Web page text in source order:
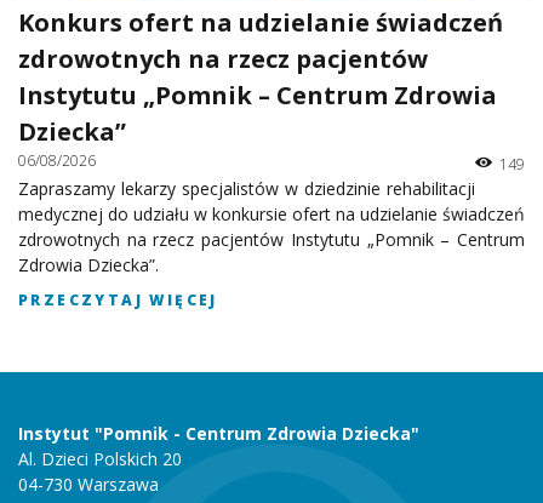
Konkurs ofert na udzielanie świadczeń
zdrowotnych na rzecz pacjentów
Instytutu „Pomnik – Centrum Zdrowia
Dziecka”
06/08/2026 149
Zapraszamy lekarzy specjalistów w dziedzinie rehabilitacji
medycznej do udziału w konkursie ofert na udzielanie świadczeń
zdrowotnych na rzecz pacjentów Instytutu „Pomnik – Centrum
Zdrowia Dziecka”.
PRZECZYTAJ WIĘCEJ
Instytut "Pomnik - Centrum Zdrowia Dziecka"
Al. Dzieci Polskich 20
04-730 Warszawa